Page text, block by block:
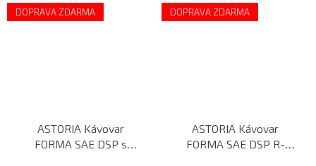
DOPRAVA ZDARMA
ASTORIA Kávovar
FORMA SAE DSP s
DOPRAVA ZDARMA
ASTORIA Kávovar
FORMA SAE DSP R-